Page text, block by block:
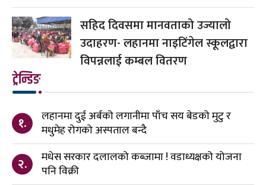
सहिद दिवसमा मानवताको उज्यालो
उदाहरण- लहानमा नाइटिंगेल स्कूलद्वारा
विपन्नलाई कम्बल वितरण
ट्रेन्डिङ
१.
लहानमा दुई अर्बको लगानीमा पाँच सय बेडको मुटु र
मधुमेह रोगको अस्पताल बन्दै
२.
मधेस सरकार दलालको कब्जामा ! वडाध्यक्षको योजना
पनि विक्री